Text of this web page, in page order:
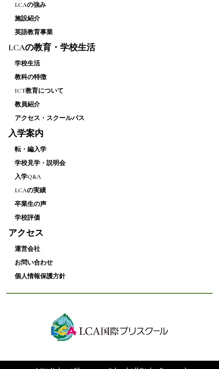
LCAの強み
施設紹介
英語教育事業
LCAの教育・学校生活
学校生活
教科の特徴
ICT教育について
教員紹介
アクセス・スクールバス
入学案内
転・編入学
学校見学・説明会
入学Q&A
LCAの実績
卒業生の声
学校評価
アクセス
運営会社
お問い合わせ
個人情報保護方針